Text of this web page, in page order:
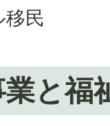
民
と福